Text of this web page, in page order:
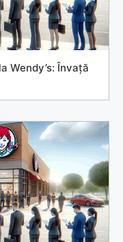
Wendy’s: Învață